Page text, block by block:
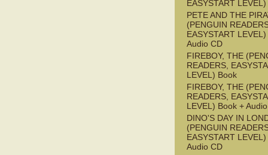
EASYSTART
PETE AND THE
(PENGUIN
EASYSTART
Audio CD
FIREBOY, THE
READERS,
LEVEL) Book
FIREBOY, THE
READERS,
LEVEL) Book +
DINO'S DAY IN
(PENGUIN
EASYSTART
Audio CD